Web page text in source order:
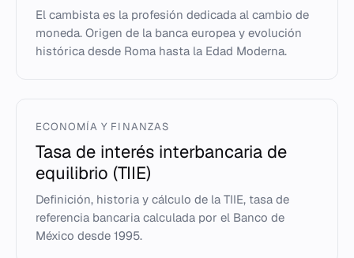
El cambista es la profesión dedicada al cambio de
moneda. Origen de la banca europea y evolución
histórica desde Roma hasta la Edad Moderna.
ECONOMÍA Y FINANZAS
Tasa de interés interbancaria de
equilibrio (TIIE)
Definición, historia y cálculo de la TIIE, tasa de
referencia bancaria calculada por el Banco de
México desde 1995.